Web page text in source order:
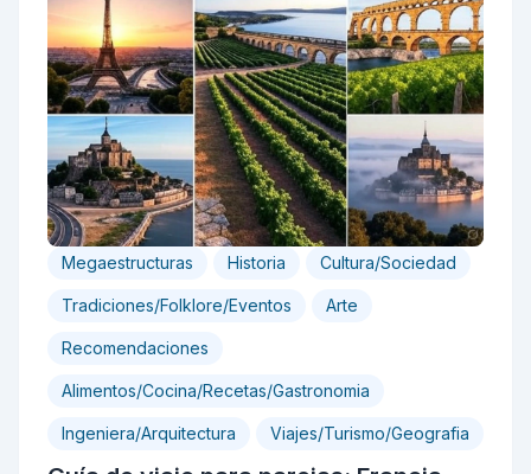
Megaestructuras Historia Cultura/Sociedad
Tradiciones/Folklore/Eventos Arte
Recomendaciones
Alimentos/Cocina/Recetas/Gastronomia
Ingeniera/Arquitectura Viajes/Turismo/Geografia